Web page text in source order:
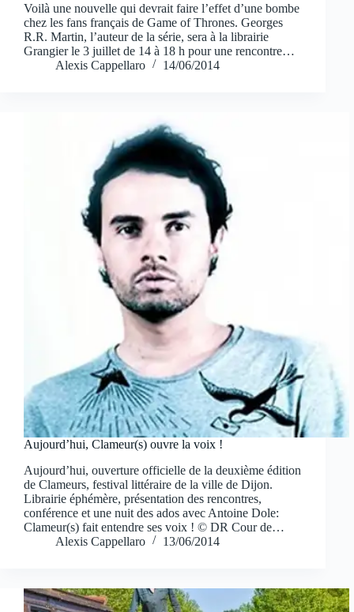
Voilà une nouvelle qui devrait faire l’effet d’une bombe
chez les fans français de Game of Thrones. Georges
R.R. Martin, l’auteur de la série, sera à la librairie
Grangier le 3 juillet de 14 à 18 h pour une rencontre…
Alexis Cappellaro
14/06/2014
Aujourd’hui, Clameur(s) ouvre la voix !
Aujourd’hui, ouverture officielle de la deuxième édition
de Clameurs, festival littéraire de la ville de Dijon.
Librairie éphémère, présentation des rencontres,
conférence et une nuit des ados avec Antoine Dole:
Clameur(s) fait entendre ses voix ! © DR Cour de…
Alexis Cappellaro
13/06/2014